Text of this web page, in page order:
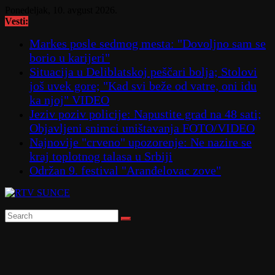
to
Vesti:
Markes posle sedmog mesta: "Dovoljno sam se
borio u karijeri"
Situacija u Deliblatskoj peščari bolja; Stolovi
još uvek gore; "Kad svi beže od vatre, oni idu
ka njoj" VIDEO
Jeziv poziv policije: Napustite grad na 48 sati;
Objavljeni snimci uništavanja FOTO/VIDEO
Najnovije "crveno" upozorenje: Ne nazire se
kraj toplotnog talasa u Srbiji
Održan 9. festival "Aranđelovac zove"